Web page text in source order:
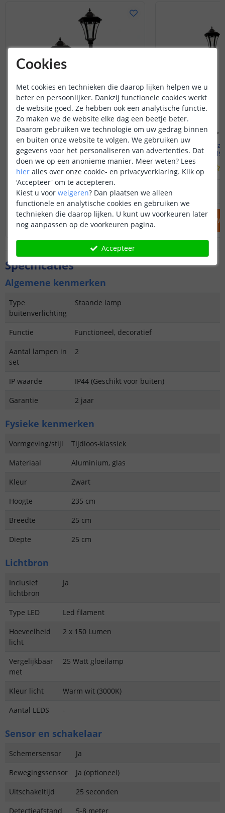
Solar lantaarn Sheffield
Hoogte 110 of 145 cm
reviews
OP VOORRAAD 124,95
IN WINKELWAGEN
Solar
Hoogte
OP VOORRAAD
IN
laat weten, onder een gewone lamp.
Door de lamp middels kunstlicht op te
laden, kunnen we testen of deze het
gaat doen, dit heeft echter geen effect
op de brandduur. Let hierbij op dat het
solarpaneel goed schoon is, zodat de
zonne-energie goed opgenomen kan
krijgen en zich volledig kunnen
opladen. U kunt de lamp eventueel
overdag testen door het solarpaneel af
te dekken en de knop in te drukken
waardoor u de stand kunt verzetten.
Kunt u dit eens proberen en mij laten
weten wat uw bevindingen zijn?
Specificaties
Algemene kenmerken
Type
buitenverlichting
Staande lamp
Functie
Functioneel, decoratief
Aantal lampen in
set
2
IP waarde
IP44 (Geschikt voor buiten)
Garantie
2 jaar
Fysieke kenmerken
Vormgeving/stijl
Tijdloos-klassiek
Materiaal
Aluminium, glas
Kleur
Zwart
Hoogte
235 cm
Breedte
25 cm
Diepte
25 cm
Lichtbron
Inclusief
lichtbron
Ja
Type LED
Led filament
Hoeveelheid
licht
2 x 150 Lumen
Vergelijkbaar
met
25 Watt gloeilamp
Kleur licht
Warm wit (3000K)
Aantal LEDS
-
Sensor en schakelaar
Schemersensor
Ja
Bewegingssensor
Ja (optioneel)
Uitschakeltijd
25 seconden
Detectieafstand
5-8 meter
Cookies
Met cookies en technieken die daarop lijken helpen we u
beter en persoonlijker. Dankzij functionele cookies werkt
de website goed. Ze hebben ook een analytische functie.
Zo maken we de website elke dag een beetje beter.
Daarom gebruiken we technologie om uw gedrag binnen
en buiten onze website te volgen. We gebruiken uw
gegevens voor het personaliseren van advertenties. Dat
doen we op een anonieme manier. Meer weten? Lees
hier alles over onze cookie- en privacyverklaring. Klik op
'Accepteer' om te accepteren.
Kiest u voor weigeren? Dan plaatsen we alleen
functionele en analytische cookies en gebruiken we
technieken die daarop lijken. U kunt uw voorkeuren later
nog aanpassen op de voorkeuren pagina.
Accepteer